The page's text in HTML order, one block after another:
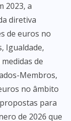
2023, a
diretiva
de euros no
Igualdade,
de
Membros,
no âmbito
para
de 2026 que